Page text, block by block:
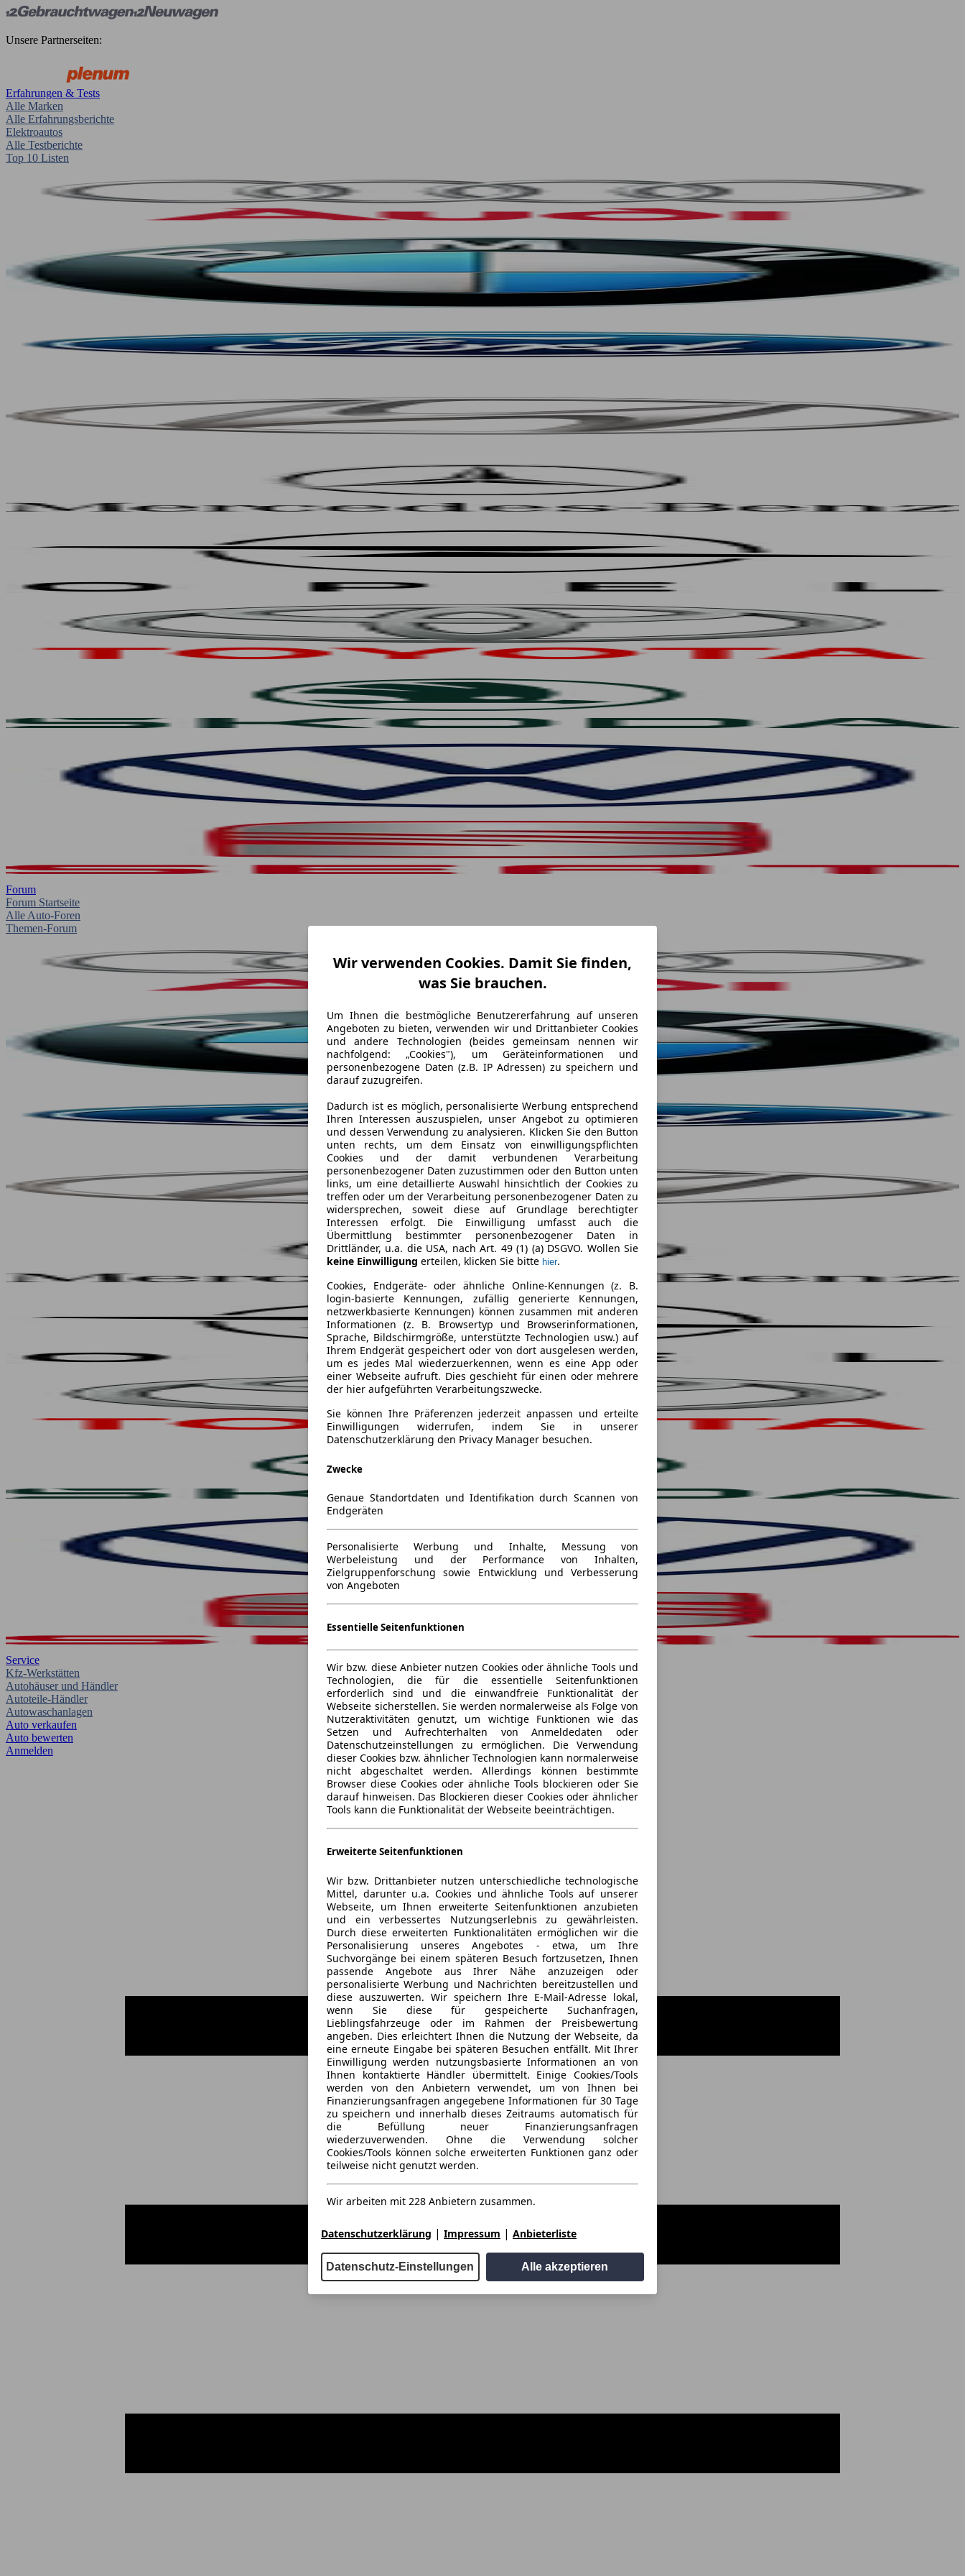
Unsere Partnerseiten:
Erfahrungen & Tests
Alle Marken
Alle Erfahrungsberichte
Elektroautos
Alle Testberichte
Top 10 Listen
Forum
Forum Startseite
Alle Auto-Foren
Themen-Forum
Service
Kfz-Werkstätten
Autohäuser und Händler
Autoteile-Händler
Autowaschanlagen
Auto verkaufen
Auto bewerten
Anmelden
Wir verwenden Cookies. Damit Sie finden,
was Sie brauchen.
Um Ihnen die bestmögliche Benutzererfahrung auf unseren
Angeboten zu bieten, verwenden wir und Drittanbieter Cookies
und andere Technologien (beides gemeinsam nennen wir
nachfolgend: „Cookies"), um Geräteinformationen und
personenbezogene Daten (z.B. IP Adressen) zu speichern und
darauf zuzugreifen.
Dadurch ist es möglich, personalisierte Werbung entsprechend
Ihren Interessen auszuspielen, unser Angebot zu optimieren
und dessen Verwendung zu analysieren. Klicken Sie den Button
unten rechts, um dem Einsatz von einwilligungspflichten
Cookies und der damit verbundenen Verarbeitung
personenbezogener Daten zuzustimmen oder den Button unten
links, um eine detaillierte Auswahl hinsichtlich der Cookies zu
treffen oder um der Verarbeitung personenbezogener Daten zu
widersprechen, soweit diese auf Grundlage berechtigter
Interessen erfolgt. Die Einwilligung umfasst auch die
Übermittlung bestimmter personenbezogener Daten in
Drittländer, u.a. die USA, nach Art. 49 (1) (a) DSGVO. Wollen Sie
keine Einwilligung erteilen, klicken Sie bitte hier.
Cookies, Endgeräte- oder ähnliche Online-Kennungen (z. B.
login-basierte Kennungen, zufällig generierte Kennungen,
netzwerkbasierte Kennungen) können zusammen mit anderen
Informationen (z. B. Browsertyp und Browserinformationen,
Sprache, Bildschirmgröße, unterstützte Technologien usw.) auf
Ihrem Endgerät gespeichert oder von dort ausgelesen werden,
um es jedes Mal wiederzuerkennen, wenn es eine App oder
einer Webseite aufruft. Dies geschieht für einen oder mehrere
der hier aufgeführten Verarbeitungszwecke.
Sie können Ihre Präferenzen jederzeit anpassen und erteilte
Einwilligungen widerrufen, indem Sie in unserer
Datenschutzerklärung den Privacy Manager besuchen.
Zwecke
Genaue Standortdaten und Identifikation durch Scannen von
Endgeräten
Personalisierte Werbung und Inhalte, Messung von
Werbeleistung und der Performance von Inhalten,
Zielgruppenforschung sowie Entwicklung und Verbesserung
von Angeboten
Essentielle Seitenfunktionen
Wir bzw. diese Anbieter nutzen Cookies oder ähnliche Tools und
Technologien, die für die essentielle Seitenfunktionen
erforderlich sind und die einwandfreie Funktionalität der
Webseite sicherstellen. Sie werden normalerweise als Folge von
Nutzeraktivitäten genutzt, um wichtige Funktionen wie das
Setzen und Aufrechterhalten von Anmeldedaten oder
Datenschutzeinstellungen zu ermöglichen. Die Verwendung
dieser Cookies bzw. ähnlicher Technologien kann normalerweise
nicht abgeschaltet werden. Allerdings können bestimmte
Browser diese Cookies oder ähnliche Tools blockieren oder Sie
darauf hinweisen. Das Blockieren dieser Cookies oder ähnlicher
Tools kann die Funktionalität der Webseite beeinträchtigen.
Erweiterte Seitenfunktionen
Wir bzw. Drittanbieter nutzen unterschiedliche technologische
Mittel, darunter u.a. Cookies und ähnliche Tools auf unserer
Webseite, um Ihnen erweiterte Seitenfunktionen anzubieten
und ein verbessertes Nutzungserlebnis zu gewährleisten.
Durch diese erweiterten Funktionalitäten ermöglichen wir die
Personalisierung unseres Angebotes - etwa, um Ihre
Suchvorgänge bei einem späteren Besuch fortzusetzen, Ihnen
passende Angebote aus Ihrer Nähe anzuzeigen oder
personalisierte Werbung und Nachrichten bereitzustellen und
diese auszuwerten. Wir speichern Ihre E-Mail-Adresse lokal,
wenn Sie diese für gespeicherte Suchanfragen,
Lieblingsfahrzeuge oder im Rahmen der Preisbewertung
angeben. Dies erleichtert Ihnen die Nutzung der Webseite, da
eine erneute Eingabe bei späteren Besuchen entfällt. Mit Ihrer
Einwilligung werden nutzungsbasierte Informationen an von
Ihnen kontaktierte Händler übermittelt. Einige Cookies/Tools
werden von den Anbietern verwendet, um von Ihnen bei
Finanzierungsanfragen angegebene Informationen für 30 Tage
zu speichern und innerhalb dieses Zeitraums automatisch für
die Befüllung neuer Finanzierungsanfragen
wiederzuverwenden. Ohne die Verwendung solcher
Cookies/Tools können solche erweiterten Funktionen ganz oder
teilweise nicht genutzt werden.
Wir arbeiten mit 228 Anbietern zusammen.
Datenschutzerklärung | Impressum | Anbieterliste
Datenschutz-Einstellungen Alle akzeptieren